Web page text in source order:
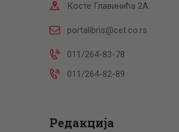
Косте Главинића 2А
portalibris@cet.co.rs
011/264-83-78
011/264-82-89
Редакција